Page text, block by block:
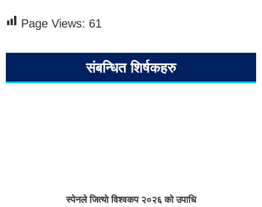
Page Views: 61
संबन्धित शिर्षकहरु
स्पेनले जित्याे विश्वकप २०२६ को उपाधि